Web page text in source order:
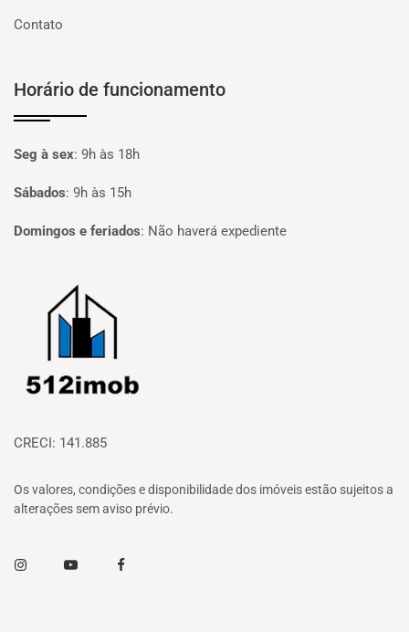
Contato
Horário de funcionamento
Seg à sex: 9h às 18h
Sábados: 9h às 15h
Domingos e feriados: Não haverá expediente
Página inicial
CRECI: 141.885
Os valores, condições e disponibilidade dos imóveis estão sujeitos a
alterações sem aviso prévio.
InstagramYoutube Facebook